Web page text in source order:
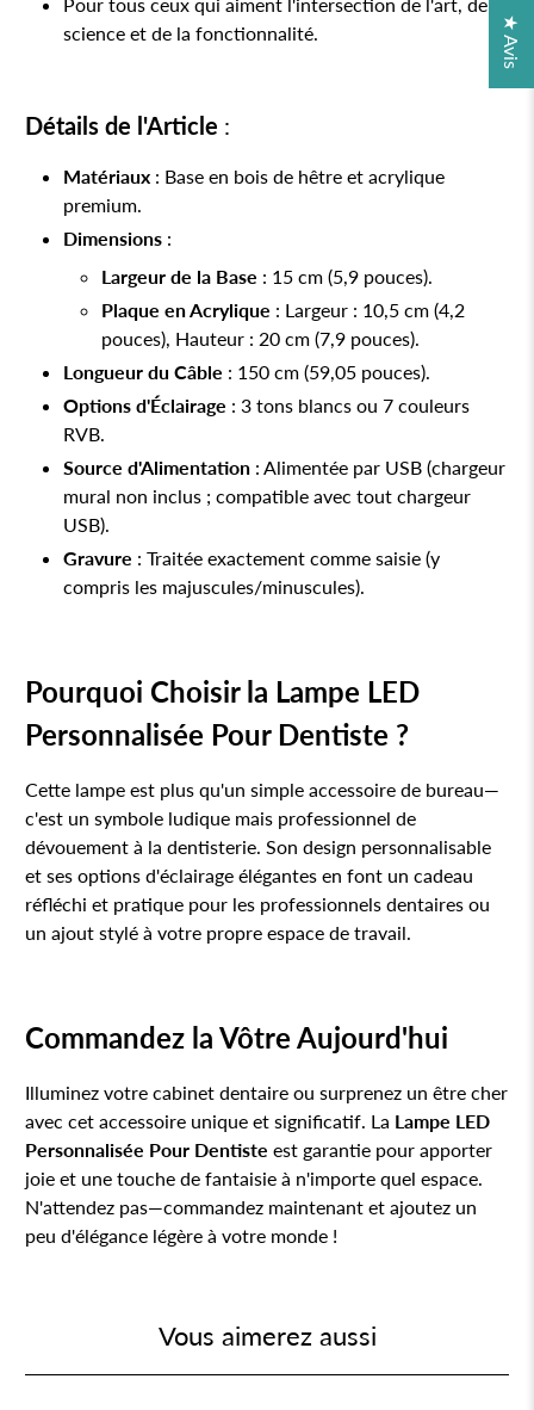
science et de la fonctionnalité.
Détails de l'Article :
Matériaux : Base en bois de hêtre et acrylique
premium.
Dimensions :
Largeur de la Base : 15 cm (5,9 pouces).
Plaque en Acrylique : Largeur : 10,5 cm (4,2
pouces), Hauteur : 20 cm (7,9 pouces).
Longueur du Câble : 150 cm (59,05 pouces).
Options d'Éclairage : 3 tons blancs ou 7 couleurs
RVB.
Source d'Alimentation : Alimentée par USB (chargeur
mural non inclus ; compatible avec tout chargeur
USB).
Gravure : Traitée exactement comme saisie (y
compris les majuscules/minuscules).
Pourquoi Choisir la Lampe LED
Personnalisée Pour Dentiste ?
Cette lampe est plus qu'un simple accessoire de bureau—
c'est un symbole ludique mais professionnel de
dévouement à la dentisterie. Son design personnalisable
et ses options d'éclairage élégantes en font un cadeau
réfléchi et pratique pour les professionnels dentaires ou
un ajout stylé à votre propre espace de travail.
Commandez la Vôtre Aujourd'hui
Illuminez votre cabinet dentaire ou surprenez un être cher
avec cet accessoire unique et significatif. La Lampe LED
Personnalisée Pour Dentiste est garantie pour apporter
joie et une touche de fantaisie à n'importe quel espace.
N'attendez pas—commandez maintenant et ajoutez un
peu d'élégance légère à votre monde !
Vous aimerez aussi
★ Avis